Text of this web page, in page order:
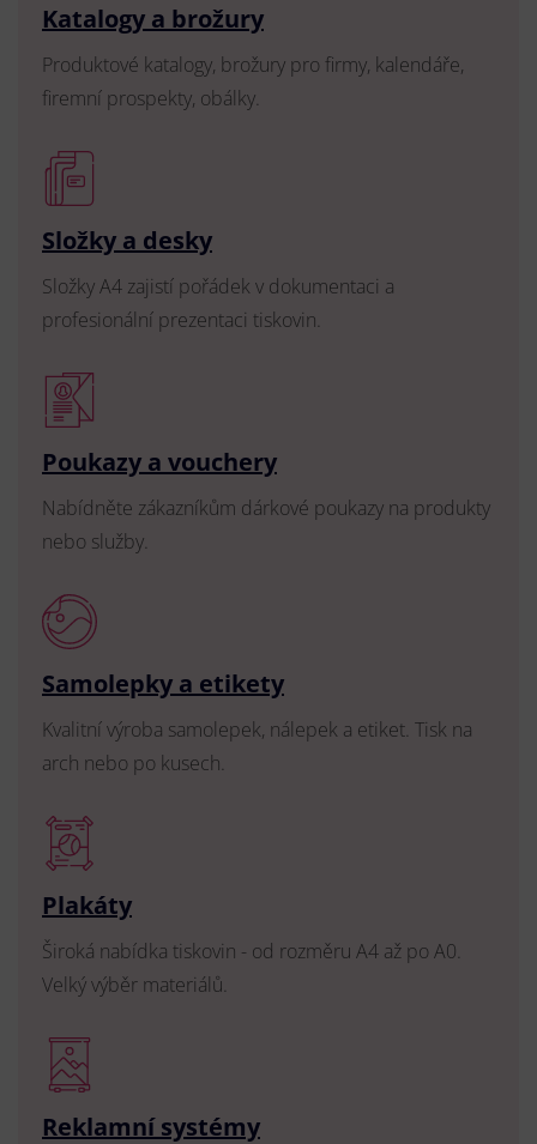
Katalogy a brožury
Produktové katalogy, brožury pro firmy, kalendáře,
firemní prospekty, obálky.
Složky a desky
Složky A4 zajistí pořádek v dokumentaci a
profesionální prezentaci tiskovin.
Poukazy a vouchery
Nabídněte zákazníkům dárkové poukazy na produkty
nebo služby.
Samolepky a etikety
Kvalitní výroba samolepek, nálepek a etiket. Tisk na
arch nebo po kusech.
Plakáty
Široká nabídka tiskovin - od rozměru A4 až po A0.
Velký výběr materiálů.
Reklamní systémy